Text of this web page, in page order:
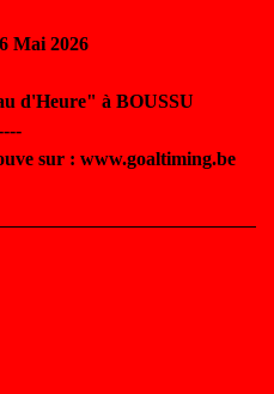
Mai 2026
d'Heure" à BOUSSU
sur : www.goaltiming.be